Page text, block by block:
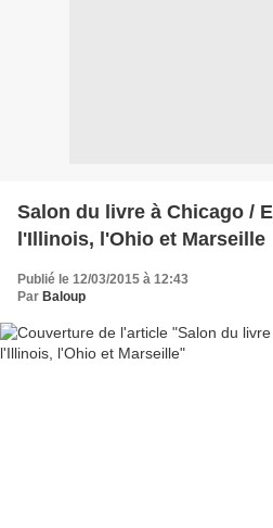
Salon du livre à Chicago /
l'Illinois, l'Ohio et Marseille
Publié le 12/03/2015 à 12:43
Par Baloup